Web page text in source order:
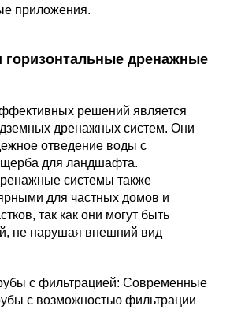
приложения.
дренажные
решений является
дренажных систем. Они
отведение воды с
для ландшафта.
системы также
для частных домов и
так как они могут быть
не нарушая внешний вид
с фильтрацией: Современные
с возможностью фильтрации